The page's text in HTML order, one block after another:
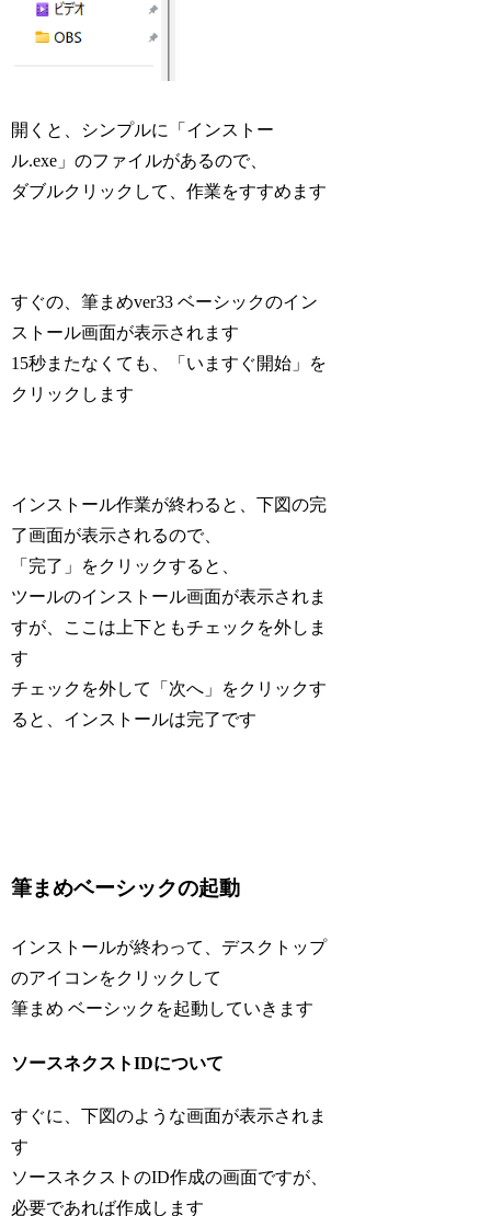
開くと、シンプルに「インストー
ル.exe」のファイルがあるので、
ダブルクリックして、作業をすすめます
すぐの、筆まめver33 ベーシックのイン
ストール画面が表示されます
15秒またなくても、「いますぐ開始」を
クリックします
インストール作業が終わると、下図の完
了画面が表示されるので、
「完了」をクリックすると、
ツールのインストール画面が表示されま
すが、ここは上下ともチェックを外しま
す
チェックを外して「次へ」をクリックす
ると、インストールは完了です
筆まめベーシックの起動
インストールが終わって、デスクトップ
のアイコンをクリックして
筆まめ ベーシックを起動していきます
ソースネクストIDについて
すぐに、下図のような画面が表示されま
す
ソースネクストのID作成の画面ですが、
必要であれば作成します